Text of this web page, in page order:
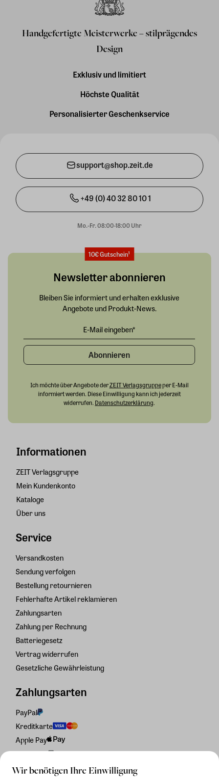
Wir benötigen Ihre Einwilligung
Handgefertigte Meisterwerke – stilprägendes
Design
Exklusiv und limitiert
Höchste Qualität
Personalisierter Geschenkservice
support@shop.zeit.de
+49 (0) 40 32 80 10 1
Mo.-Fr. 08:00-18:00 Uhr
Informationen
ZEIT Verlagsgruppe
Mein Kundenkonto
Kataloge
Über uns
Service
Versandkosten
Sendung verfolgen
Bestellung retournieren
Fehlerhafte Artikel reklamieren
Zahlungsarten
Zahlung per Rechnung
Batteriegesetz
Vertrag widerrufen
Gesetzliche Gewährleistung
Zahlungsarten
PayPal
Kreditkarte
Apple Pay
Rechnung
10€ Gutschein¹
Newsletter abonnieren
Bleiben Sie informiert und erhalten exklusive
Angebote und Produkt-News.
Abonnieren
Ich möchte über Angebote derZEIT Verlagsgruppeper E-Mail
informiert werden. Diese Einwilligung kann ich jederzeit
widerrufen. Datenschutzerklärung.